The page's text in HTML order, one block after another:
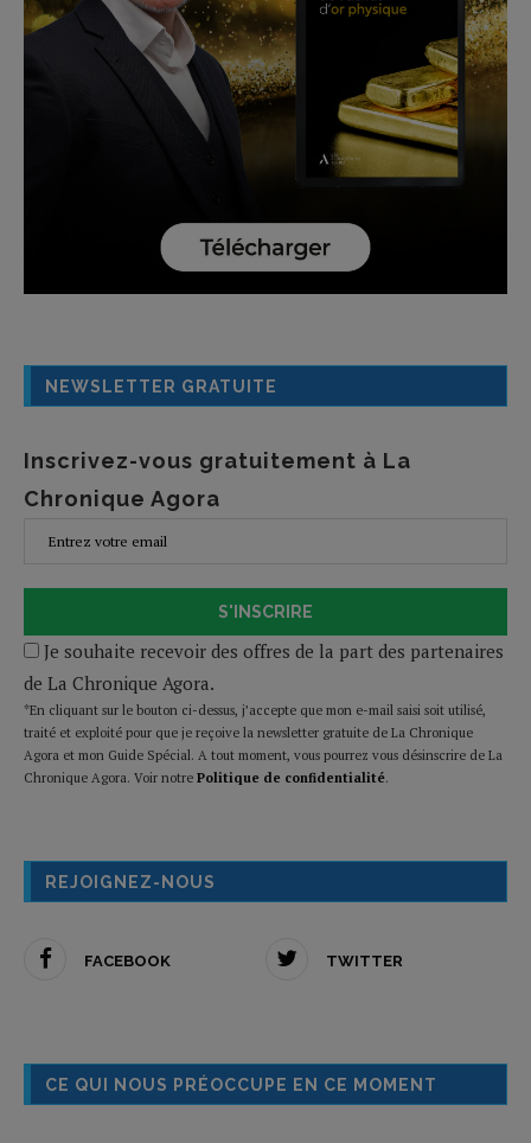
NEWSLETTER GRATUITE
Inscrivez-vous gratuitement à La
Chronique Agora
S'INSCRIRE
Je souhaite recevoir des offres de la part des partenaires
de La Chronique Agora.
*En cliquant sur le bouton ci-dessus, j’accepte que mon e-mail saisi soit utilisé,
traité et exploité pour que je reçoive la newsletter gratuite de La Chronique
Agora et mon Guide Spécial. A tout moment, vous pourrez vous désinscrire de La
Chronique Agora. Voir notre Politique de confidentialité.
REJOIGNEZ-NOUS
FACEBOOK TWITTER
CE QUI NOUS PRÉOCCUPE EN CE MOMENT